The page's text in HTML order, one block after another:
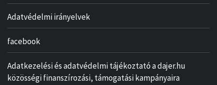
Adatvédelmi irányelvek
facebook
Adatkezelési és adatvédelmi tájékoztató a dajer.hu
közösségi finanszírozási, támogatási kampányaira